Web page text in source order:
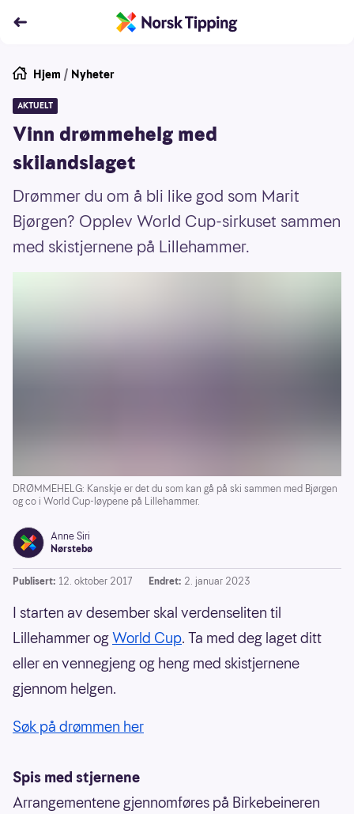
Hjem / Nyheter
AKTUELT
Vinn drømmehelg med
skilandslaget
Drømmer du om å bli like god som Marit
Bjørgen? Opplev World Cup-sirkuset sammen
med skistjernene på Lillehammer.
DRØMMEHELG: Kanskje er det du som kan gå på ski sammen med Bjørgen
og co i World Cup-løypene på Lillehammer.
Anne Siri
Nørstebø
Publisert: 12. oktober 2017 Endret: 2. januar 2023
I starten av desember skal verdenseliten til
Lillehammer ogWorld Cup. Ta med deg laget ditt
eller en vennegjeng og heng med skistjernene
gjennom helgen.
Søk på drømmen her
Spis med stjernene
Arrangementene gjennomføres på Birkebeineren